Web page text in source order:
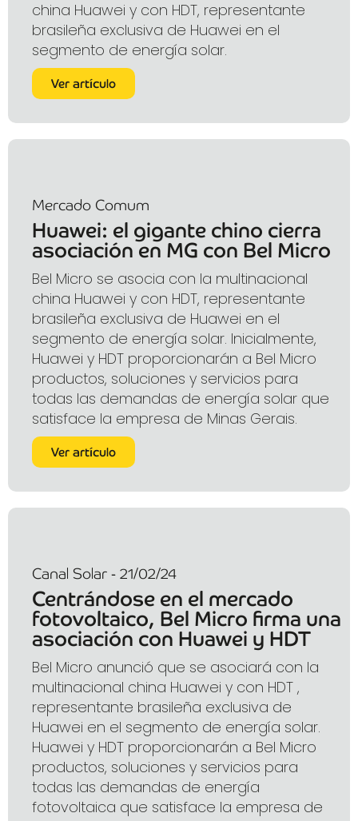
china Huawei y con HDT, representante
brasileña exclusiva de Huawei en el
segmento de energía solar.
Ver artículo
Mercado Comum
Huawei: el gigante chino cierra
asociación en MG con Bel Micro
Bel Micro se asocia con la multinacional
china Huawei y con HDT, representante
brasileña exclusiva de Huawei en el
segmento de energía solar. Inicialmente,
Huawei y HDT proporcionarán a Bel Micro
productos, soluciones y servicios para
todas las demandas de energía solar que
satisface la empresa de Minas Gerais.
Ver artículo
Canal Solar - 21/02/24
Centrándose en el mercado
fotovoltaico, Bel Micro firma una
asociación con Huawei y HDT
Bel Micro anunció que se asociará con la
multinacional china Huawei y con HDT ,
representante brasileña exclusiva de
Huawei en el segmento de energía solar.
Huawei y HDT proporcionarán a Bel Micro
productos, soluciones y servicios para
todas las demandas de energía
fotovoltaica que satisface la empresa de